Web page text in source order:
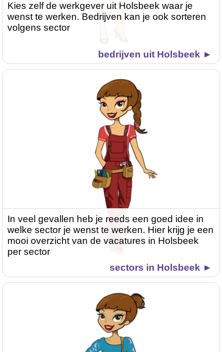
Kies zelf de werkgever uit Holsbeek waar je
wenst te werken. Bedrijven kan je ook sorteren
volgens sector
bedrijven uit Holsbeek ►
In veel gevallen heb je reeds een goed idee in
welke sector je wenst te werken. Hier krijg je een
mooi overzicht van de vacatures in Holsbeek
per sector
sectors in Holsbeek ►